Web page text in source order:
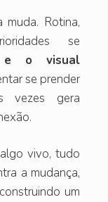
Rotina,
se
e o visual
se prender
vezes gera
vivo, tudo
a mudança,
um